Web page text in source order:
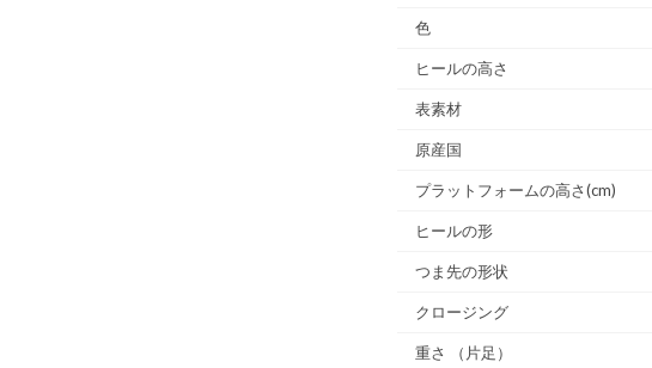
色
ヒールの高さ
表素材
原産国
プラットフォームの高さ(cm)
ヒールの形
つま先の形状
クロージング
重さ （片足）